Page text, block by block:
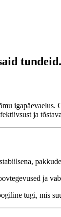
tundeid.
ja
ja
tugi, mis